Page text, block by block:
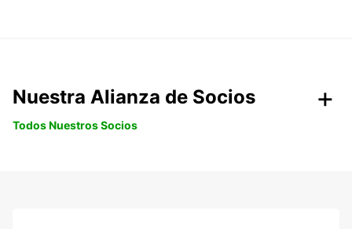
Nuestra Alianza de Socios
Todos Nuestros Socios